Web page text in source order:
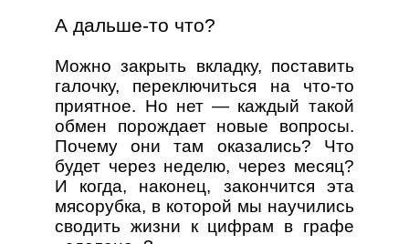
А дальше-то что?
Можно закрыть вкладку, поставить
галочку, переключиться на что-то
приятное. Но нет — каждый такой
обмен порождает новые вопросы.
Почему они там оказались? Что
будет через неделю, через месяц?
И когда, наконец, закончится эта
мясорубка, в которой мы научились
сводить жизни к цифрам в графе